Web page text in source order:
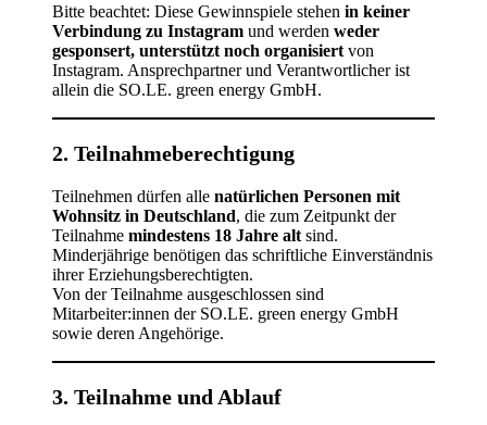
Bitte beachtet: Diese Gewinnspiele stehen in keiner
Verbindung zu Instagram und werden weder
gesponsert, unterstützt noch organisiert von
Instagram. Ansprechpartner und Verantwortlicher ist
allein die SO.LE. green energy GmbH.
2. Teilnahmeberechtigung
Teilnehmen dürfen alle natürlichen Personen mit
Wohnsitz in Deutschland, die zum Zeitpunkt der
Teilnahme mindestens 18 Jahre altsind.
Minderjährige benötigen das schriftliche Einverständnis
ihrer Erziehungsberechtigten.
Von der Teilnahme ausgeschlossen sind
Mitarbeiter:innen der SO.LE. green energy GmbH
sowie deren Angehörige.
3. Teilnahme und Ablauf